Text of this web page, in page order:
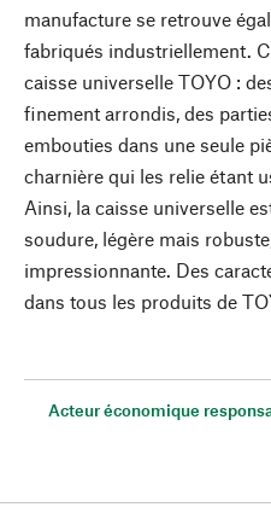
manufacture se retrouve
fabriqués industriellement.
caisse universelle TOYO :
finement arrondis, des
embouties dans une seule
charnière qui les relie étant
Ainsi, la caisse universelle
soudure, légère mais
impressionnante. Des
dans tous les produits de
Acteur économique